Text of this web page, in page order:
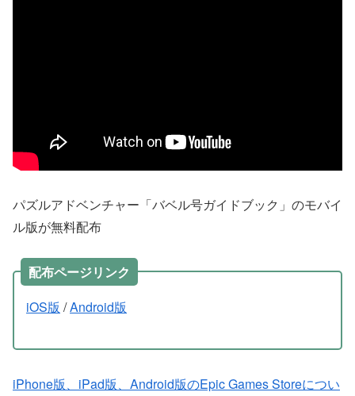
パズルアドベンチャー「バベル号ガイドブック」のモバイ
ル版が無料配布
配布ページリンク
iOS版 /Android版
iPhone版、iPad版、Android版のEpic Games Storeについ